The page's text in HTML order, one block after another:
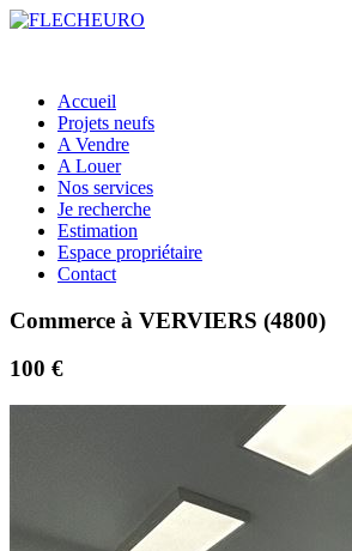
Accueil
Projets neufs
A Vendre
A Louer
Nos services
Je recherche
Estimation
Espace propriétaire
Contact
Commerce à VERVIERS (4800)
100 €